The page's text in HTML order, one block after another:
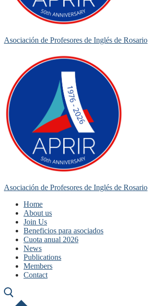
Asociación de Profesores de Inglés de Rosario
Asociación de Profesores de Inglés de Rosario
Home
About us
Join Us
Beneficios para asociados
Cuota anual 2026
News
Publications
Members
Contact